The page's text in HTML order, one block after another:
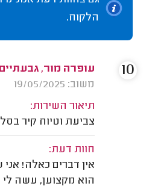
הלקוח.
עופרה מור,
משוב: 19/05/2025
תיאור השירות:
צביעת וטיוח קיר
חוות דעת:
אין דברים כאלה!
הוא מקצוען, עשה לי
10